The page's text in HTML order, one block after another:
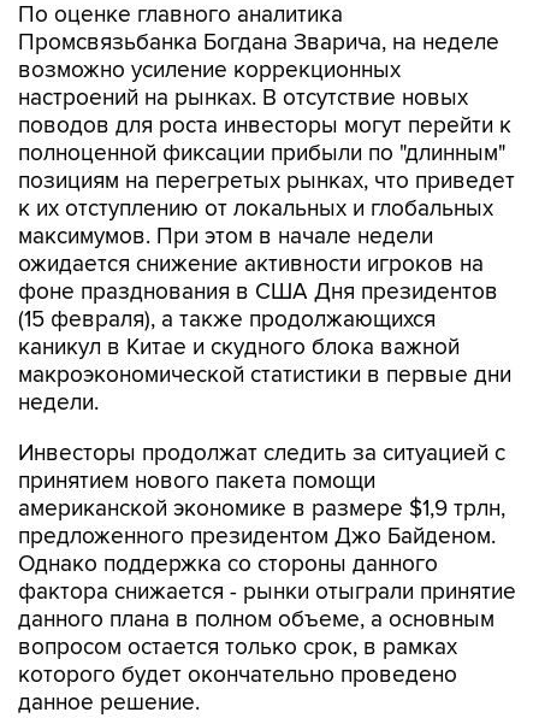
По оценке главного аналитика
Промсвязьбанка Богдана Зварича, на неделе
возможно усиление коррекционных
настроений на рынках. В отсутствие новых
поводов для роста инвесторы могут перейти к
полноценной фиксации прибыли по "длинным"
позициям на перегретых рынках, что приведет
к их отступлению от локальных и глобальных
максимумов. При этом в начале недели
ожидается снижение активности игроков на
фоне празднования в США Дня президентов
(15 февраля), а также продолжающихся
каникул в Китае и скудного блока важной
макроэкономической статистики в первые дни
недели.
Инвесторы продолжат следить за ситуацией с
принятием нового пакета помощи
американской экономике в размере $1,9 трлн,
предложенного президентом Джо Байденом.
Однако поддержка со стороны данного
фактора снижается - рынки отыграли принятие
данного плана в полном объеме, а основным
вопросом остается только срок, в рамках
которого будет окончательно проведено
данное решение.